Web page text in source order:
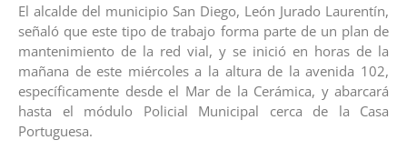
El alcalde del municipio San Diego, León Jurado Laurentín,
señaló que este tipo de trabajo forma parte de un plan de
mantenimiento de la red vial, y se inició en horas de la
mañana de este miércoles a la altura de la avenida 102,
específicamente desde el Mar de la Cerámica, y abarcará
hasta el módulo Policial Municipal cerca de la Casa
Portuguesa.